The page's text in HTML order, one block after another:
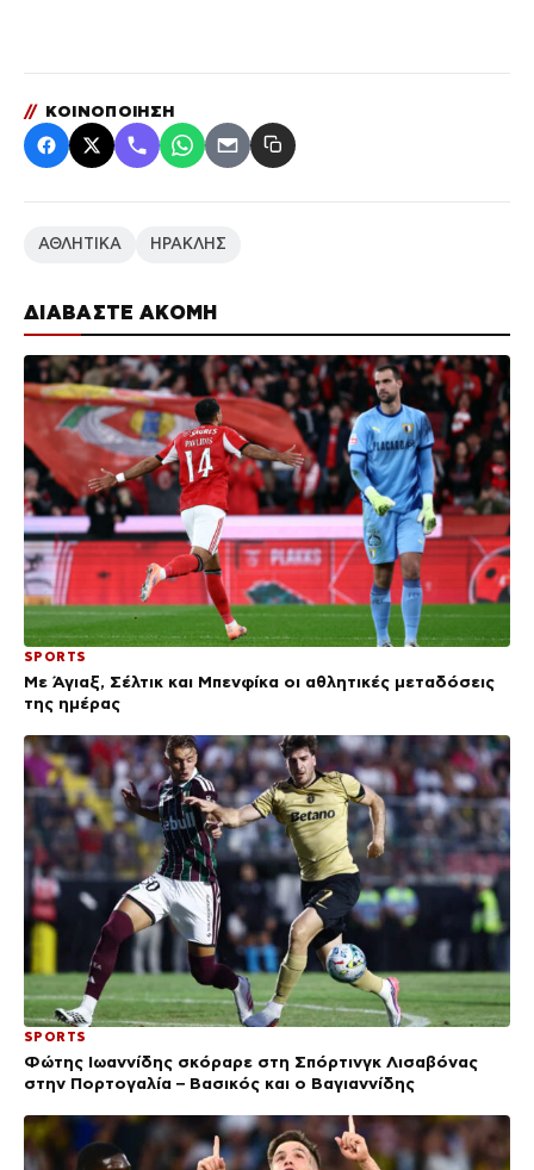
ΔΙΑΒΑΣΤΕ ΑΚΟΜΗ
SPORTS
Με Άγιαξ, Σέλτικ και Μπενφίκα οι αθλητικές μεταδόσεις
της ημέρας
SPORTS
Φώτης Ιωαννίδης σκόραρε στη Σπόρτινγκ Λισαβόνας
στην Πορτογαλία – Βασικός και ο Βαγιαννίδης
// ΚΟΙΝΟΠΟΙΗΣΗ
ΑΘΛΗΤΙΚΑ ΗΡΑΚΛΗΣ